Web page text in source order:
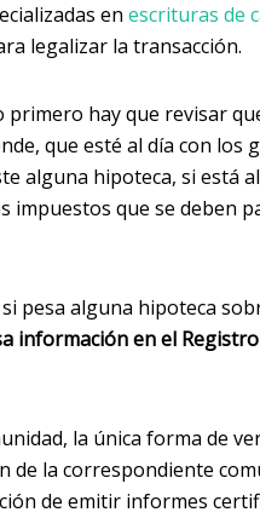
en escrituras de
legalizar la transacción.
hay que revisar
que esté al día con los
alguna hipoteca, si está
impuestos que se deben
pesa alguna hipoteca
información en el
la única forma de
de la correspondiente
de emitir informes